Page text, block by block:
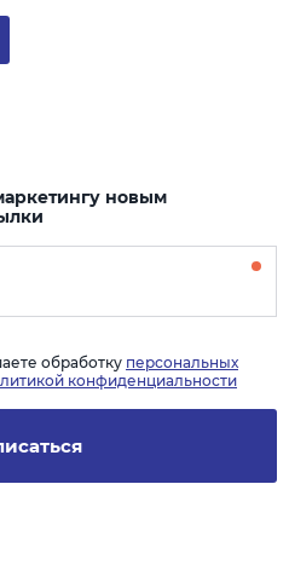
новым
обработку персональных
конфиденциальности